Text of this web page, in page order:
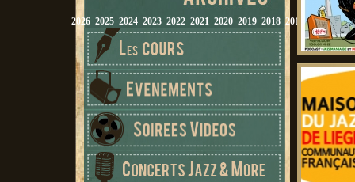
2026 2025 2024 2023 2022 2021 2020 2019 2018 2017 2016 2015